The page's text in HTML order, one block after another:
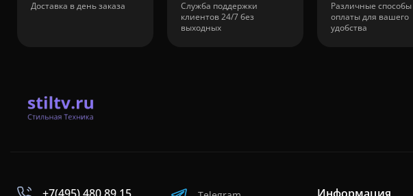
Доставка в день заказа
Служба поддержки
клиентов 24/7 без
выходных
Различные способы
оплаты для вашего
удобства